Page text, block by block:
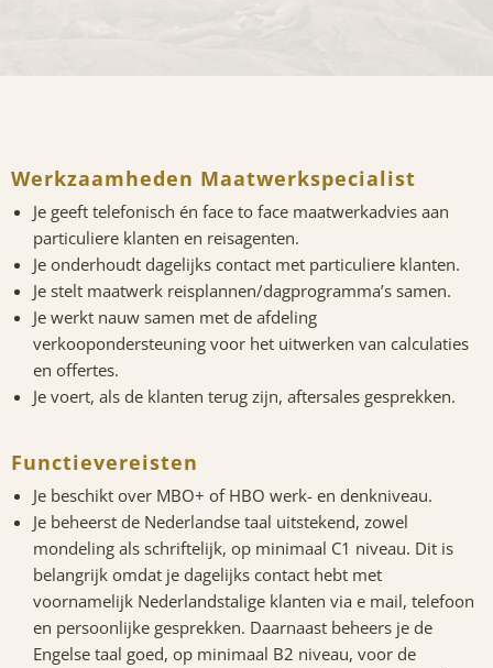
Werkzaamheden Maatwerkspecialist
Je geeft telefonisch én face to face maatwerkadvies aan
particuliere klanten en reisagenten.
Je onderhoudt dagelijks contact met particuliere klanten.
Je stelt maatwerk reisplannen/dagprogramma’s samen.
Je werkt nauw samen met de afdeling
verkoopondersteuning voor het uitwerken van calculaties
en offertes.
Je voert, als de klanten terug zijn, aftersales gesprekken.
Functievereisten
Je beschikt over MBO+ of HBO werk- en denkniveau.
Je beheerst de Nederlandse taal uitstekend, zowel
mondeling als schriftelijk, op minimaal C1 niveau. Dit is
belangrijk omdat je dagelijks contact hebt met
voornamelijk Nederlandstalige klanten via e mail, telefoon
en persoonlijke gesprekken. Daarnaast beheers je de
Engelse taal goed, op minimaal B2 niveau, voor de